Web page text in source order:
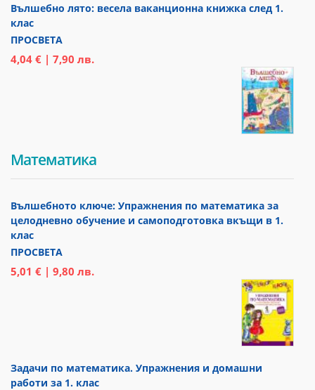
Вълшебно лято: весела ваканционна книжка след 1.
клас
ПРОСВЕТА
4,04 € | 7,90 лв.
Математика
Вълшебното ключе: Упражнения по математика за
целодневно обучение и самоподготовка вкъщи в 1.
клас
ПРОСВЕТА
5,01 € | 9,80 лв.
Задачи по математика. Упражнения и домашни
работи за 1. клас